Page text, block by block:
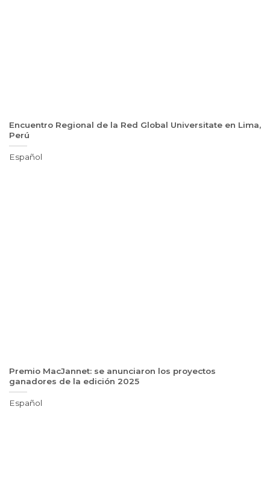
Encuentro Regional de la Red Global Universitate en Lima,
Perú
Español
Premio MacJannet: se anunciaron los proyectos
ganadores de la edición 2025
Español